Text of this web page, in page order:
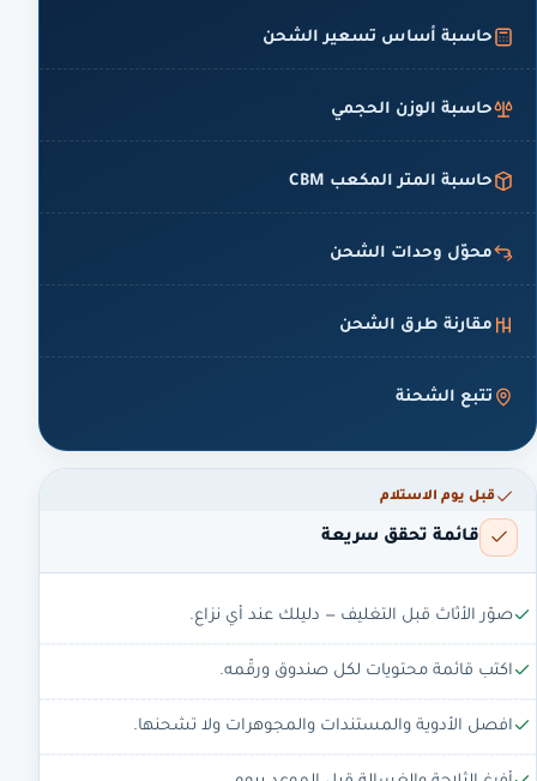
حاسبة أساس تسعير الشحن
حاسبة الوزن الحجمي
حاسبة المتر المكعب CBM
محوّل وحدات الشحن
مقارنة طرق الشحن
تتبع الشحنة
قبل يوم الاستلام
قائمة تحقق سريعة
صوّر الأثاث قبل التغليف — دليلك عند أي نزاع.
اكتب قائمة محتويات لكل صندوق ورقّمه.
افصل الأدوية والمستندات والمجوهرات ولا تشحنها.